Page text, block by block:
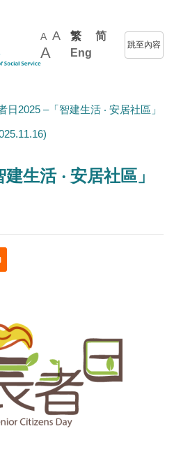
A A
A
繁
简
Eng
跳至內容
日2025 –「智建生活 ‧ 安居社區」
生活 ‧ 安居社區」